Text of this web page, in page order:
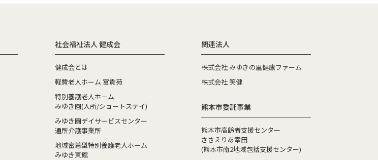
社会福祉法人 健成会
健成会とは
軽費老人ホーム 富貴苑
特別養護老人ホーム
みゆき園(入所/ショートステイ)
みゆき園デイサービスセンター
通所介護事業所
地域密着型特別養護老人ホーム
みゆき東館
関連法人
株式会社 みゆきの里健康ファーム
株式会社 笑健
熊本市委託事業
熊本市高齢者支援センター
ささえりあ幸田
(熊本市南2地域包括支援センター)